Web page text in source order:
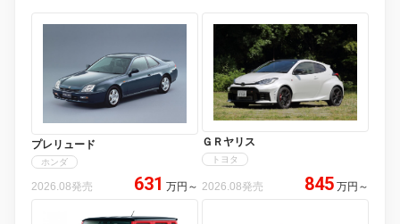
プレリュード
ホンダ
2026.08発売 631 万円 ～
ＧＲヤリス
トヨタ
2026.08発売 845 万円 ～